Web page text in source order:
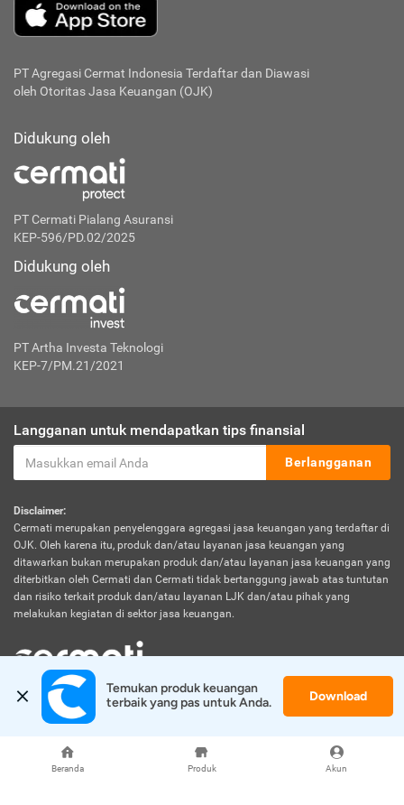
Beranda Produk Akun
PT Agregasi Cermat Indonesia Terdaftar dan Diawasi
oleh Otoritas Jasa Keuangan (OJK)
Didukung oleh
PT Cermati Pialang Asuransi
KEP-596/PD.02/2025
Didukung oleh
PT Artha Investa Teknologi
KEP-7/PM.21/2021
Langganan untuk mendapatkan tips finansial
Berlangganan
Disclaimer:
Cermati merupakan penyelenggara agregasi jasa keuangan yang terdaftar di
OJK. Oleh karena itu, produk dan/atau layanan jasa keuangan yang
ditawarkan bukan merupakan produk dan/atau layanan jasa keuangan yang
diterbitkan oleh Cermati dan Cermati tidak bertanggung jawab atas tuntutan
dan risiko terkait produk dan/atau layanan LJK dan/atau pihak yang
melakukan kegiatan di sektor jasa keuangan.
© 2026 Cermati. All Rights Reserved.
Temukan produk keuangan
terbaik yang pas untuk Anda.
Download